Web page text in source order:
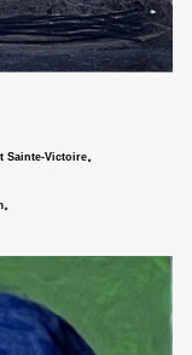
Victoire。